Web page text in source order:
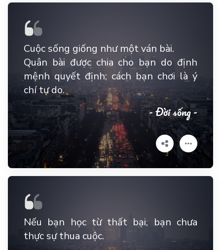
Cuộc sống giống như một ván bài.
Quân bài được chia cho bạn do định
mệnh quyết định; cách bạn chơi là ý
chí tự do.
- Đời sống -
Nếu bạn học từ thất bại, bạn chưa
thực sự thua cuộc.